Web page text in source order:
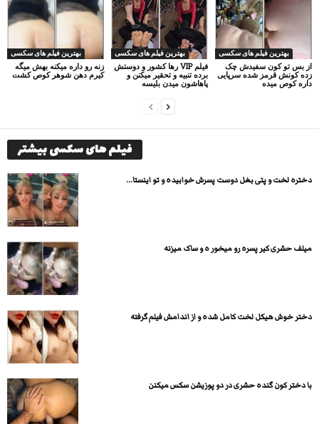
بهترین فیلم های سکسی
زنه رو داره میکنه بهش میگه
کیرم دهن شوهر کوص کشت
بهترین فیلم های سکسی
فیلم VIP رها کشور و دوستش
برده تنبیه و تحقیر میکنن و
پاهاشون میدن بلیسه
بهترین فیلم های سکسی
از بس تو کون سفیدش چک
زده کونش قرمز شده سرپایی
داره کوص میده
فیلم های سکسی بیشتر
دختره لخت و پتی بغل دوست پسرش خوابیده و تو اینستا...
میلف حشری کیر پسره رو میخور ه و ساک میزنه
دختر خوش هیکل لخت کامل شده و از اندامش فیلم گرفته
با دختر کون گنده حشری در دو پوزیشن سکس میکنن